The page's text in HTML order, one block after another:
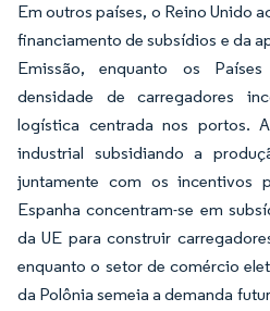
Em outros países, o Reino Unido
financiamento de subsídios e da
Emissão, enquanto os
densidade de carregadores
logística centrada nos portos.
industrial subsidiando a
juntamente com os incentivos
Espanha concentram-se em
da UE para construir
enquanto o setor de comércio
da Polônia semeia a demanda